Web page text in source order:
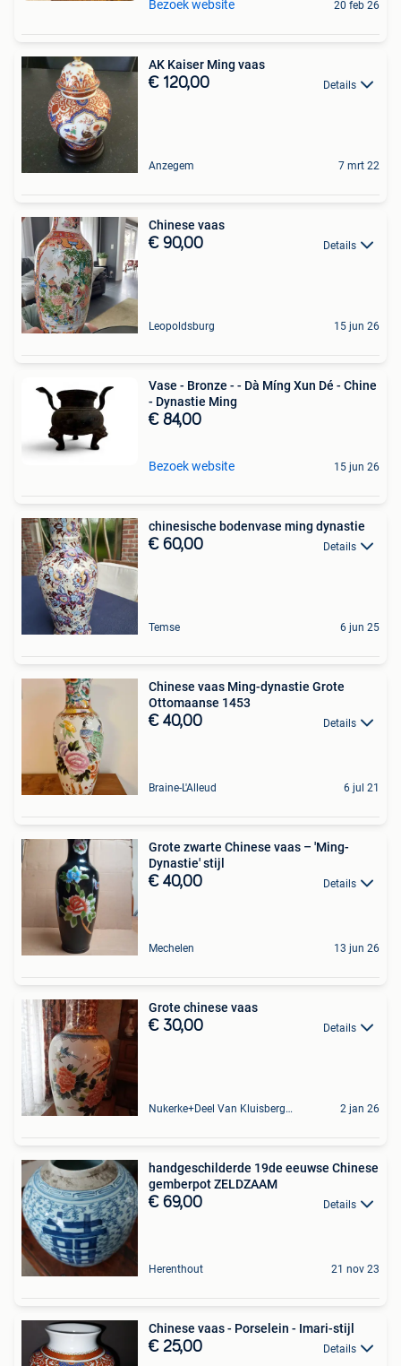
Bezoek website 20 feb 26
AK Kaiser Ming vaas
€ 120,00 Details
Anzegem 7 mrt 22
Chinese vaas
€ 90,00 Details
Leopoldsburg 15 jun 26
Vase - Bronze - - Dà Míng Xun Dé - Chine
- Dynastie Ming
€ 84,00
Bezoek website 15 jun 26
chinesische bodenvase ming dynastie
€ 60,00 Details
Temse 6 jun 25
Chinese vaas Ming-dynastie Grote
Ottomaanse 1453
€ 40,00 Details
Braine-L'Alleud 6 jul 21
Grote zwarte Chinese vaas – 'Ming-
Dynastie' stijl
€ 40,00 Details
Mechelen 13 jun 26
Grote chinese vaas
€ 30,00 Details
Nukerke+Deel Van Kluisbergen 2 jan 26
handgeschilderde 19de eeuwse Chinese
gemberpot ZELDZAAM
€ 69,00 Details
Herenthout 21 nov 23
Chinese vaas - Porselein - Imari-stijl
€ 25,00 Details